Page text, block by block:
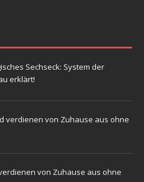
Sechseck: System der
erklärt!
verdienen von Zuhause aus ohne
von Zuhause aus ohne